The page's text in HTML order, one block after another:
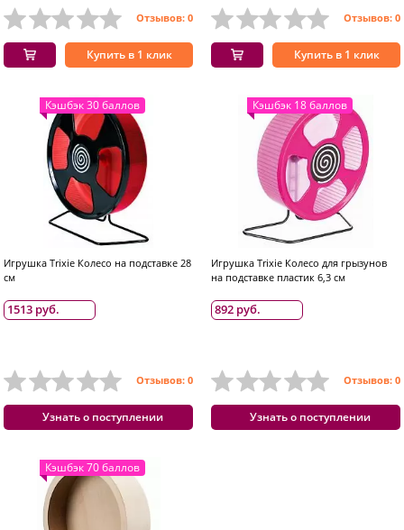
Отзывов: 0
Купить в 1 клик
Отзывов: 0
Купить в 1 клик
Кэшбэк 30 баллов
Игрушка Trixie Колесо на подставке 28
см
1513 руб.
Отзывов: 0
Узнать о поступлении
Кэшбэк 18 баллов
Игрушка Trixie Колесо для грызунов
на подставке пластик 6,3 см
892 руб.
Отзывов: 0
Узнать о поступлении
Кэшбэк 70 баллов